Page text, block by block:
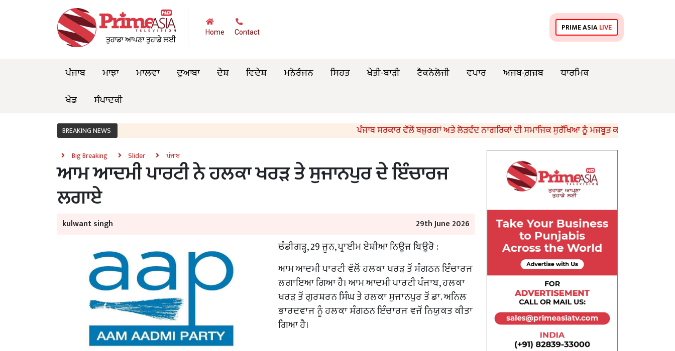
Home Contact PRIME ASIALIVE
ਪੰਜਾਬ ਮਾਝਾ ਮਾਲਵਾ ਦੁਆਬਾ ਦੇਸ਼ ਵਿਦੇਸ਼ ਮਨੋਰੰਜਨ ਸਿਹਤ ਖੇਤੀ-ਬਾੜੀ ਟੈਕਨੋਲੋਜੀ ਵਪਾਰ ਅਜਬ-ਗ਼ਜ਼ਬ
ਧਾਰਮਿਕ
ਖੇਡ
ਸੰਪਾਦਕੀ
BREAKING NEWS ਪੰਜਾਬ ਸਰਕਾਰ ਵੱਲੋਂ ਬਜ਼ੁਰਗਾਂ ਅਤੇ ਲੋੜਵੰਦ ਨਾਗਰਿਕਾਂ ਦੀ ਸਮਾਜਿਕ ਸੁਰੱਖਿਆ ਨੂੰ ਮਜ਼ਬੂਤ ਕਰਨ ਲਈ 1,583 ਕਰੋੜ ਰੁਪਏ
Big Breaking Slider ਪੰਜਾਬ
ਆਮ ਆਦਮੀ ਪਾਰਟੀ ਨੇ ਹਲਕਾ ਖਰੜ ਤੇ ਸੁਜਾਨਪੁਰ ਦੇ ਇੰਚਾਰਜ
ਲਗਾਏ
kulwant singh 29th June 2026
ਚੰਡੀਗੜ੍ਹ, 29 ਜੂਨ, ਪ੍ਰਾਈਮ ਏਸ਼ੀਆ ਨਿਊਜ਼ ਬਿਊਰੋ :
ਆਮ ਆਦਮੀ ਪਾਰਟੀ ਵੱਲੋਂ ਹਲਕਾ ਖਰੜ ਤੋਂ ਸੰਗਠਨ ਇੰਚਾਰਜ
ਲਗਾਇਆ ਗਿਆ ਹੈ। ਆਮ ਆਦਮੀ ਪਾਰਟੀ ਪੰਜਾਬ, ਹਲਕਾ
ਖਰੜ ਤੋਂ ਗੁਰਸ਼ਰਨ ਸਿੰਘ ਤੇ ਹਲਕਾ ਸੁਜਾਨਪੁਰ ਤੋਂ ਡਾ. ਅਨਿਲ
ਭਾਰਦਵਾਜ ਨੂੰ ਹਲਕਾ ਸੰਗਠਨ ਇੰਚਾਰਜ ਵਜੋਂ ਨਿਯੁਕਤ ਕੀਤਾ
ਗਿਆ ਹੈ।